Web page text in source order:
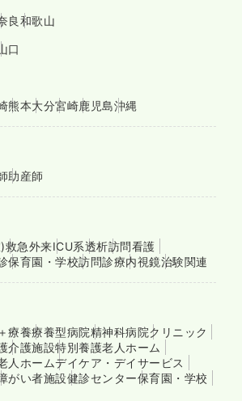
良和歌山
口
熊本大分宮崎鹿児島沖縄
助産師
救急外来ICU系透析訪問看護
保育園・学校訪問診療内視鏡治験関連
療養療養型病院精神科病院クリニック
介護施設特別養護老人ホーム
人ホームデイケア・デイサービス
がい者施設健診センター保育園・学校